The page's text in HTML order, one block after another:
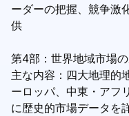
ーダーの把握、競争激
供
第4部：世界地域市場
主な内容：四大地理的
ーロッパ、中東・アフ
に歴史的市場データを